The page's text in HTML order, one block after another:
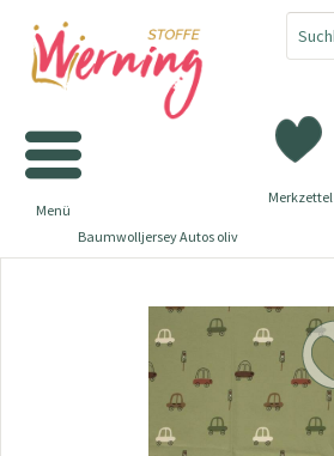
Merkzettel
Menü
Baumwolljersey Autos oliv